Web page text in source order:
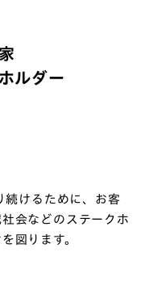
ルダー
続けるために、お客
会などのステークホ
図ります。